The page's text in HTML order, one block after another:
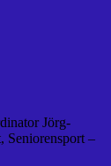
Jörg-
Seniorensport –